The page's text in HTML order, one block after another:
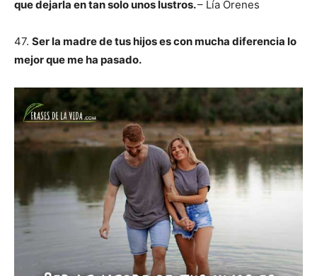
que dejarla en tan solo unos lustros.– Lía Orenes
47. Ser la madre de tus hijos es con mucha diferencia lo
mejor que me ha pasado.